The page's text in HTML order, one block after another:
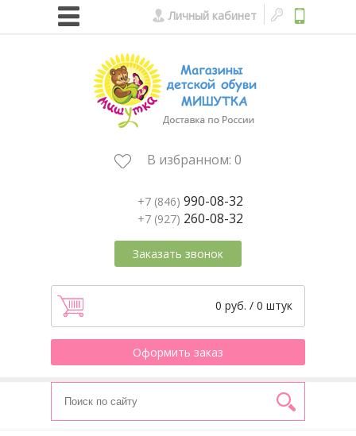
Личный кабинет
В избранном: 0
+7 (846) 990-08-32
+7 (927) 260-08-32
Заказать звонок
0 руб. / 0 штук
Оформить заказ